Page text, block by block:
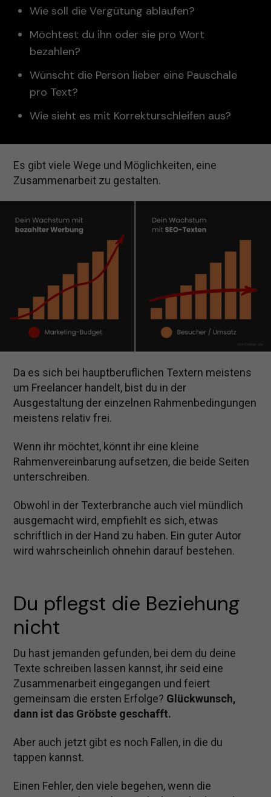
Wie soll die Vergütung ablaufen?
Möchtest du ihn oder sie pro Wort
bezahlen?
Wünscht die Person lieber eine Pauschale
pro Text?
Wie sieht es mit Korrekturschleifen aus?
Es gibt viele Wege und Möglichkeiten, eine
Zusammenarbeit zu gestalten.
Da es sich bei hauptberuflichen Textern meistens
um Freelancer handelt, bist du in der
Ausgestaltung der einzelnen Rahmenbedingungen
meistens relativ frei.
Wenn ihr möchtet, könnt ihr eine kleine
Rahmenvereinbarung aufsetzen, die beide Seiten
unterschreiben.
Obwohl in der Texterbranche auch viel mündlich
ausgemacht wird, empfiehlt es sich, etwas
schriftlich in der Hand zu haben. Ein guter Autor
wird wahrscheinlich ohnehin darauf bestehen.
Du pflegst die Beziehung
nicht
Du hast jemanden gefunden, bei dem du deine
Texte schreiben lassen kannst, ihr seid eine
Zusammenarbeit eingegangen und feiert
gemeinsam die ersten Erfolge? Glückwunsch,
dann ist das Gröbste geschafft.
Aber auch jetzt gibt es noch Fallen, in die du
tappen kannst.
Einen Fehler, den viele begehen, wenn die